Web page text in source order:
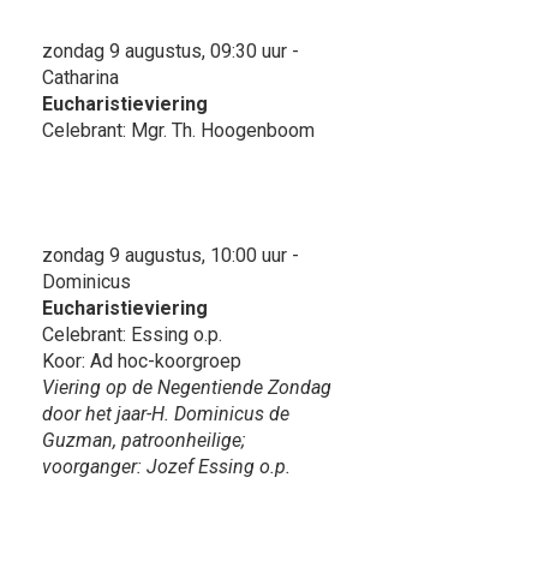
zondag 9 augustus, 09:30 uur -
Catharina
Eucharistieviering
Celebrant: Mgr. Th. Hoogenboom
zondag 9 augustus, 10:00 uur -
Dominicus
Eucharistieviering
Celebrant: Essing o.p.
Koor: Ad hoc-koorgroep
Viering op de Negentiende Zondag
door het jaar-H. Dominicus de
Guzman, patroonheilige;
voorganger: Jozef Essing o.p.